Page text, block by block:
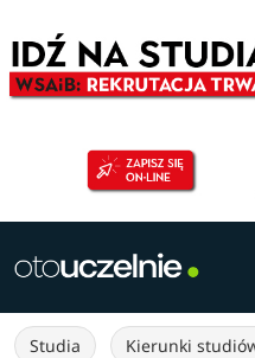
Studia Kierunki